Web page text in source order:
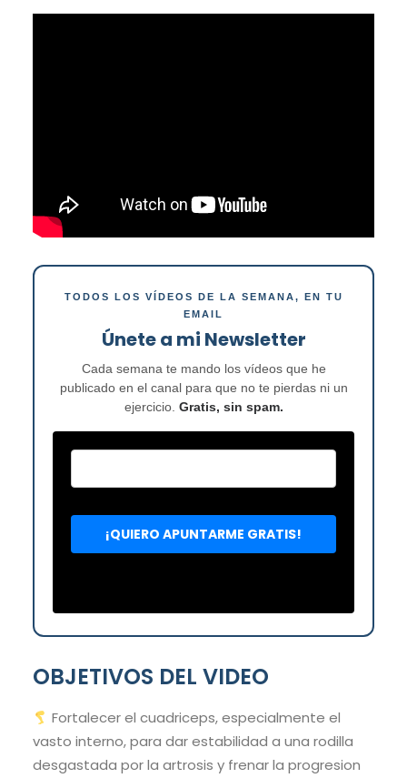
TODOS LOS VÍDEOS DE LA SEMANA, EN TU
EMAIL
Únete a mi Newsletter
Cada semana te mando los vídeos que he
publicado en el canal para que no te pierdas ni un
ejercicio. Gratis, sin spam.
OBJETIVOS DEL VIDEO
Fortalecer el cuadriceps, especialmente el
vasto interno, para dar estabilidad a una rodilla
desgastada por la artrosis y frenar la progresion